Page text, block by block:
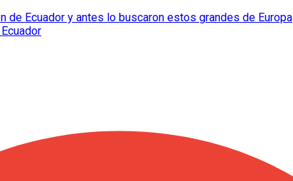
de Ecuador y antes lo buscaron estos grandes de Europa